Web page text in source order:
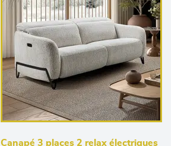
Canapé 3 places 2 relax électriques